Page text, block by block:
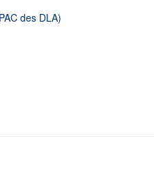
des DLA)